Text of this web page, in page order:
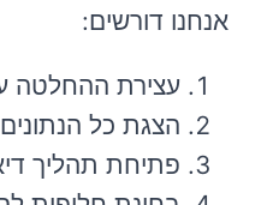
אנחנו דורשים:
עצירת ההחלטה
הצגת כל
פתיחת תהליך